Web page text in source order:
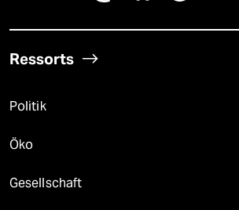
Ressorts
Politik
Öko
Gesellschaft